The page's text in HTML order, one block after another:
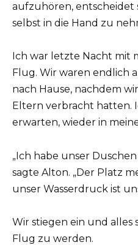
aufzuhören, entscheidet
selbst in die Hand zu
Ich war letzte Nacht mit
Flug. Wir waren endlich
nach Hause, nachdem
Eltern verbracht hatten.
erwarten, wieder in
„Ich habe unser
sagte Alton. „Der Platz
unser Wasserdruck ist
Wir stiegen ein und alles
Flug zu werden.